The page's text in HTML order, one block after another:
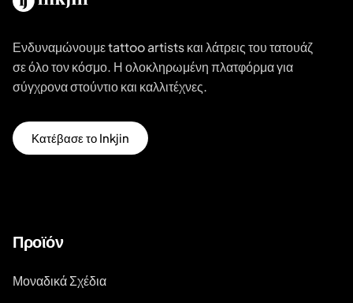
Ενδυναμώνουμε tattoo artists και λάτρεις του τατουάζ
σε όλο τον κόσμο. Η ολοκληρωμένη πλατφόρμα για
σύγχρονα στούντιο και καλλιτέχνες.
Κατέβασε το Inkjin
Προϊόν
Μοναδικά Σχέδια